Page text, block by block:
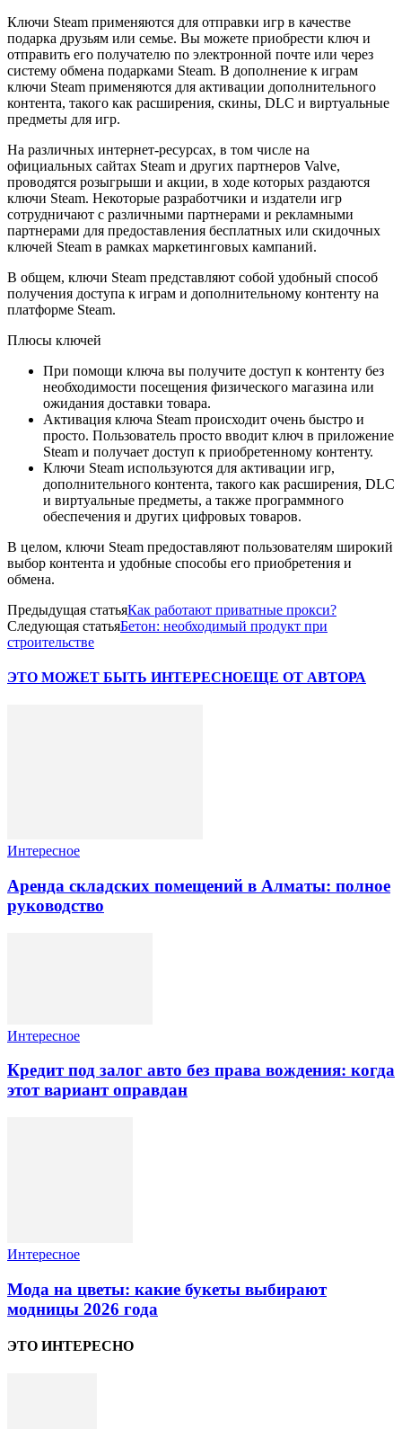
Ключи Steam применяются для отправки игр в качестве
подарка друзьям или семье. Вы можете приобрести ключ и
отправить его получателю по электронной почте или через
систему обмена подарками Steam. В дополнение к играм
ключи Steam применяются для активации дополнительного
контента, такого как расширения, скины, DLC и виртуальные
предметы для игр.
На различных интернет-ресурсах, в том числе на
официальных сайтах Steam и других партнеров Valve,
проводятся розыгрыши и акции, в ходе которых раздаются
ключи Steam. Некоторые разработчики и издатели игр
сотрудничают с различными партнерами и рекламными
партнерами для предоставления бесплатных или скидочных
ключей Steam в рамках маркетинговых кампаний.
В общем, ключи Steam представляют собой удобный способ
получения доступа к играм и дополнительному контенту на
платформе Steam.
Плюсы ключей
При помощи ключа вы получите доступ к контенту без
необходимости посещения физического магазина или
ожидания доставки товара.
Активация ключа Steam происходит очень быстро и
просто. Пользователь просто вводит ключ в приложение
Steam и получает доступ к приобретенному контенту.
Ключи Steam используются для активации игр,
дополнительного контента, такого как расширения, DLC
и виртуальные предметы, а также программного
обеспечения и других цифровых товаров.
В целом, ключи Steam предоставляют пользователям широкий
выбор контента и удобные способы его приобретения и
обмена.
Предыдущая статьяКак работают приватные прокси?
Следующая статьяБетон: необходимый продукт при
строительстве
ЭТО МОЖЕТ БЫТЬ ИНТЕРЕСНОЕЩЕ ОТ АВТОРА
Интересное
Аренда складских помещений в Алматы: полное
руководство
Интересное
Кредит под залог авто без права вождения: когда
этот вариант оправдан
Интересное
Мода на цветы: какие букеты выбирают
модницы 2026 года
ЭТО ИНТЕРЕСНО